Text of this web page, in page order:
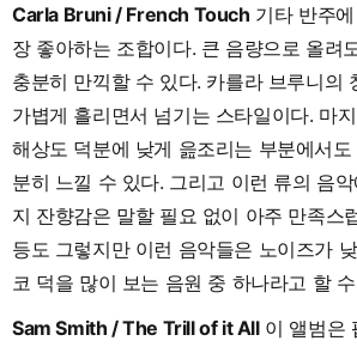
Carla Bruni / French Touch 기타 반주
장 좋아하는 조합이다. 큰 음량으로 올려
충분히 만끽할 수 있다. 카를라 브루니의
가볍게 흘리면서 넘기는 스타일이다. 마
해상도 덕분에 낮게 읊조리는 부분에서
분히 느낄 수 있다. 그리고 이런 류의 음
지 잔향감은 말할 필요 없이 아주 만족스
등도 그렇지만 이런 음악들은 노이즈가
코 덕을 많이 보는 음원 중 하나라고 할
Sam Smith / The Trill of it All이 앨범은